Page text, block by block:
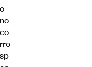
o
no
co
rre
sp